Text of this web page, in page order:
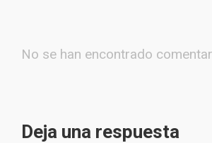
No se han encontrado
Deja una respuesta